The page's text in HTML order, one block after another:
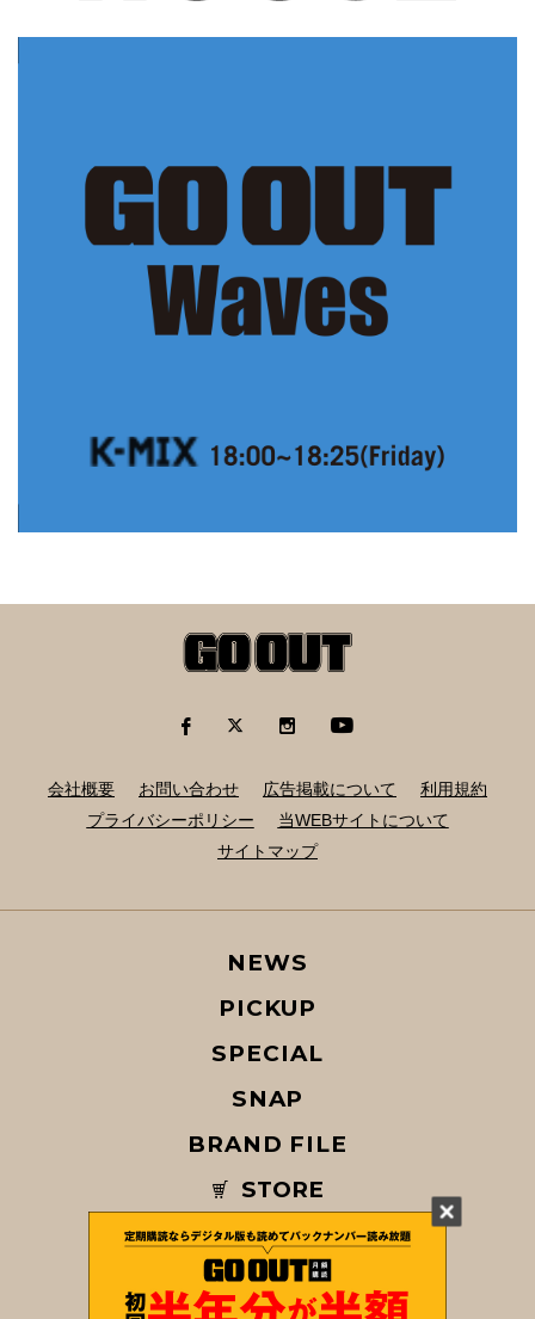
会社概要 お問い合わせ 広告掲載について
利用規約
プライバシーポリシー
当WEBサイトについて
サイトマップ
NEWS
PICKUP
SPECIAL
SNAP
BRAND FILE
STORE
MAGAZINE